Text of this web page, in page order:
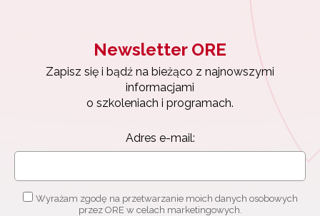
Newsletter ORE
Zapisz się i bądź na bieżąco z najnowszymi
informacjami
o szkoleniach i programach.
Adres e-mail:
Wyrażam zgodę na przetwarzanie moich danych osobowych
przez ORE w celach marketingowych.
Zapisz się i bądź na bieżąco z najnowszymi
o szkoleniach i programach.
Wyrażam zgodę na przetwarzanie moich danych
Zapisuję się